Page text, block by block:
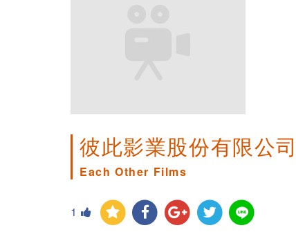
彼此影業股份有限公司
Each Other Films
1